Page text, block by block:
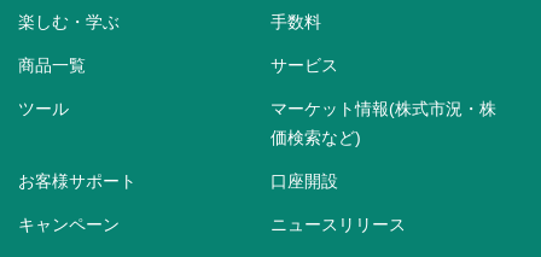
楽しむ・学ぶ 手数料
商品一覧 サービス
ツール
マーケット情報(株式市況・株
価検索など)
お客様サポート 口座開設
キャンペーン ニュースリリース